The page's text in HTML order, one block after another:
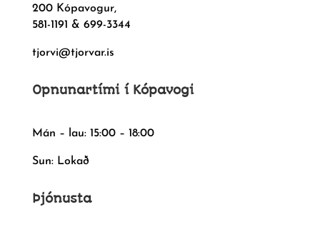
200 Kópavogur,
581-1191 & 699-3344
tjorvi@tjorvar.is
Opnunartími í Kópavogi
Mán – lau: 15:00 – 18:00
Sun: Lokað
Þjónusta